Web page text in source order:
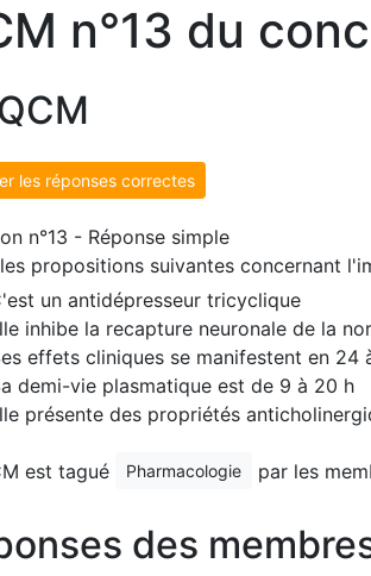
n°13 du
les réponses correctes
n°13 - Réponse simple
propositions suivantes concernant
un antidépresseur tricyclique
inhibe la recapture neuronale de la
effets cliniques se manifestent en 24
demi-vie plasmatique est de 9 à 20 h
présente des propriétés
est tagué Pharmacologie par les
des